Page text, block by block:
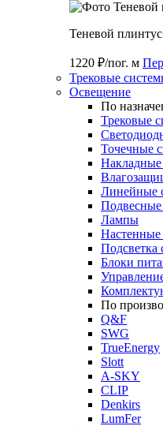
Теневой
1220 ₽/пог. м
Трековые
Освещение
По
Трековые
Точечные
Накладные
Линейные
Подвесные
Лампы
Настенные
Подсветка
Блоки
По
Q&F
SWG
TrueEnergy
Slott
A-SKY
CLIP
Denkirs
LumFer